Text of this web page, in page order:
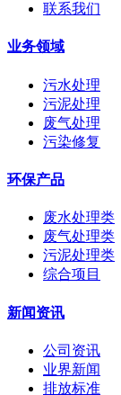
联系我们
业务领域
污水处理
污泥处理
废气处理
污染修复
环保产品
废水处理类
废气处理类
污泥处理类
综合项目
新闻资讯
公司资讯
业界新闻
排放标准